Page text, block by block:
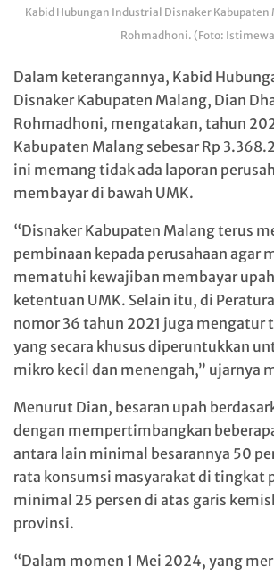
Kabid Hubungan Industrial Disnaker Kabupaten
Rohmadhoni. (Foto:
Dalam keterangannya, Kabid
Disnaker Kabupaten Malang, Dian
Rohmadhoni, mengatakan, tahun
Kabupaten Malang sebesar Rp
ini memang tidak ada laporan
membayar di bawah UMK.
“Disnaker Kabupaten Malang terus
pembinaan kepada perusahaan agar
mematuhi kewajiban membayar
ketentuan UMK. Selain itu, di
nomor 36 tahun 2021 juga mengatur
yang secara khusus diperuntukkan
mikro kecil dan menengah,” ujarnya
Menurut Dian, besaran upah
dengan mempertimbangkan
antara lain minimal besarannya 50
rata konsumsi masyarakat di tingkat
minimal 25 persen di atas garis
provinsi.
“Dalam momen 1 Mei 2024, yang